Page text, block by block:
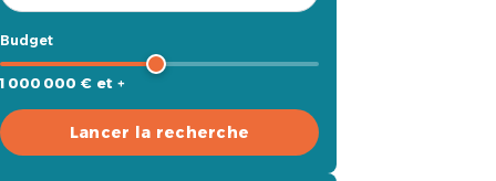
Budget
1 000 000 € et +
Lancer la recherche